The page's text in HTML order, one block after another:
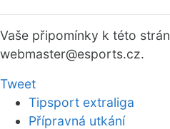
Vaše připomínky k této
webmaster@esports.cz.
Tweet
Tipsport extraliga
Přípravná utkání